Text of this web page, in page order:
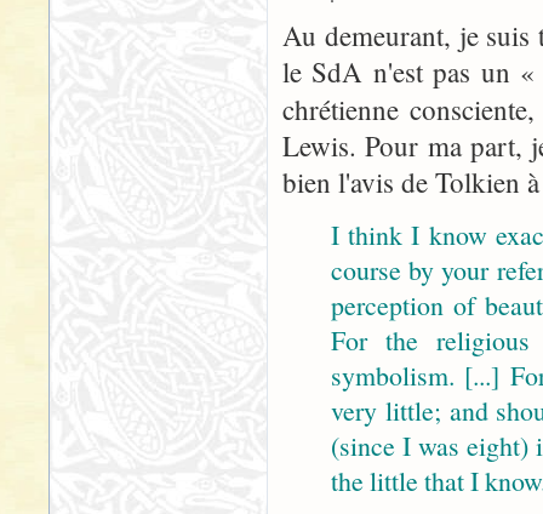
Au demeurant, je
le SdA n'est pas un
chrétienne
Lewis. Pour ma part,
bien l'avis de Tolkien
I think I know
course by your
perception of
For the
symbolism. [...]
very little; and
(since I was eight)
the little that I